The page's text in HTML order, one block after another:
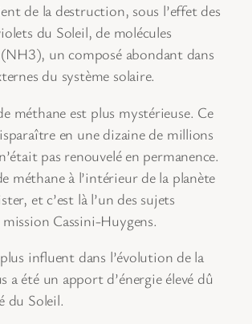
de la destruction, sous l’effet des
du Soleil, de molécules
un composé abondant dans
du système solaire.
méthane est plus mystérieuse. Ce
en une dizaine de millions
pas renouvelé en permanence.
méthane à l’intérieur de la planète
et c’est là l’un des sujets
mission Cassini-Huygens.
influent dans l’évolution de la
a été un apport d’énergie élevé dû
du Soleil.